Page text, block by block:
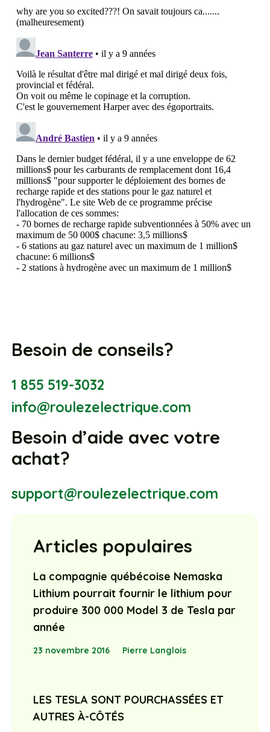
Besoin de conseils?
1 855 519-3032
info@roulezelectrique.com
Besoin d’aide avec votre
achat?
support@roulezelectrique.com
Articles populaires
La compagnie québécoise Nemaska
Lithium pourrait fournir le lithium pour
produire 300 000 Model 3 de Tesla par
année
23 novembre 2016 Pierre Langlois
LES TESLA SONT POURCHASSÉES ET
AUTRES À-CÔTÉS